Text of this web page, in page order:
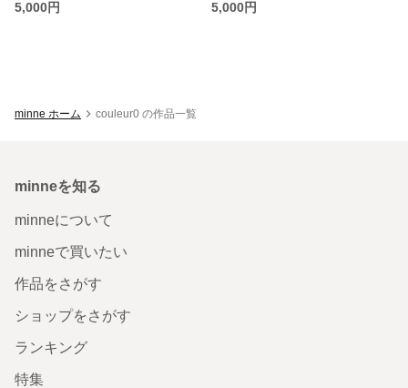
5,000円 5,000円
minne ホーム couleur0 の作品一覧
minneを知る
minneについて
minneで買いたい
作品をさがす
ショップをさがす
ランキング
特集